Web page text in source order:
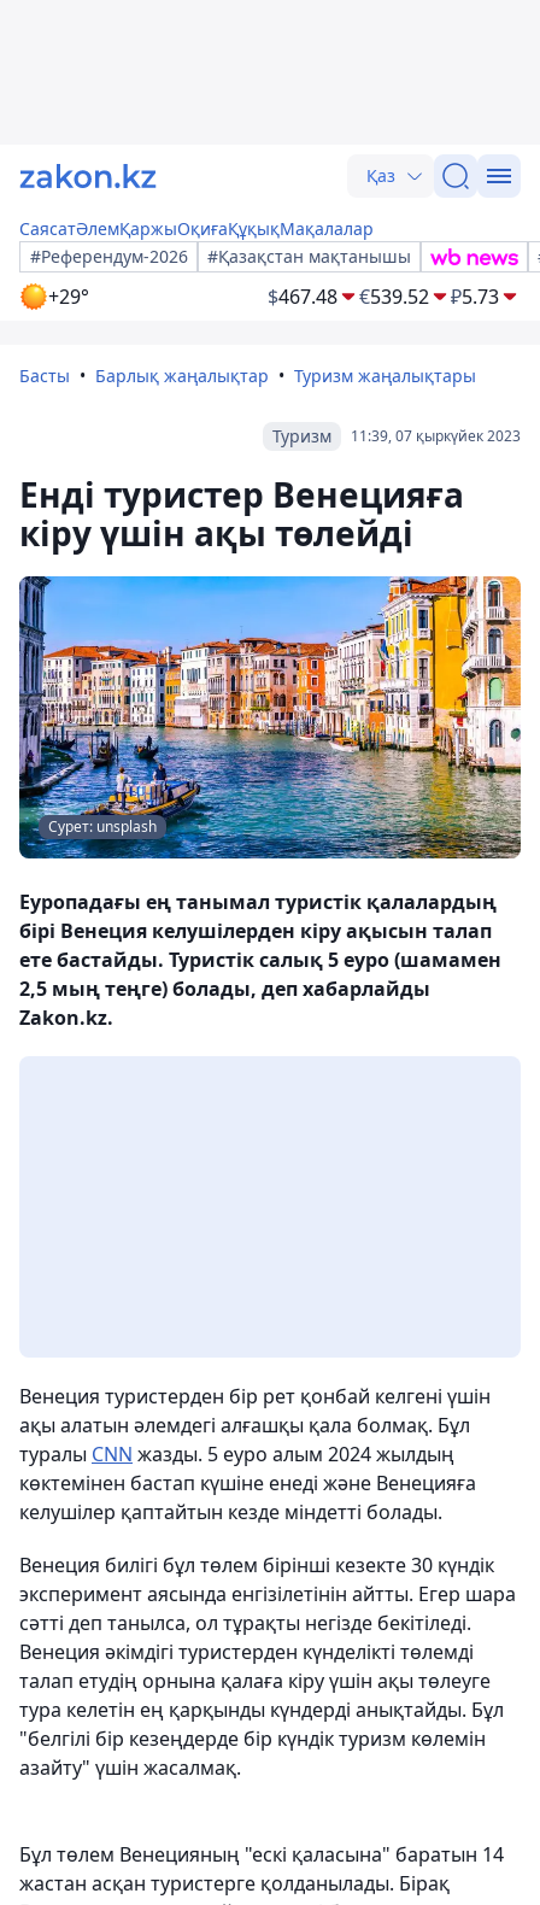
Қаз
СаясатӘлемҚаржыОқиғаҚұқықМақалалар
#Референдум-2026
#Қазақстан мақтанышы
+29° $467.48 €539.52 ₽5.73
Басты Барлық жаңалықтар Туризм жаңалықтары
11:39, 07 қыркүйек 2023
Туризм
Енді туристер Венецияға
кіру үшін ақы төлейді
Сурет: unsplash
Еуропадағы ең танымал туристік қалалардың
бірі Венеция келушілерден кіру ақысын талап
ете бастайды. Туристік салық 5 еуро (шамамен
2,5 мың теңге) болады, деп хабарлайды
Zakon.kz.
Венеция туристерден бір рет қонбай келгені үшін
ақы алатын әлемдегі алғашқы қала болмақ. Бұл
туралы CNN жазды. 5 еуро алым 2024 жылдың
көктемінен бастап күшіне енеді және Венецияға
келушілер қаптайтын кезде міндетті болады.
Венеция билігі бұл төлем бірінші кезекте 30 күндік
эксперимент аясында енгізілетінін айтты. Егер шара
сәтті деп танылса, ол тұрақты негізде бекітіледі.
Венеция әкімдігі туристерден күнделікті төлемді
талап етудің орнына қалаға кіру үшін ақы төлеуге
тура келетін ең қарқынды күндерді анықтайды. Бұл
"белгілі бір кезеңдерде бір күндік туризм көлемін
азайту" үшін жасалмақ.
Бұл төлем Венецияның "ескі қаласына" баратын 14
жастан асқан туристерге қолданылады. Бірақ